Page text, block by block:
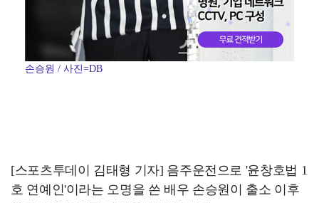
손승원 / 사진=DB
[스포츠투데이 김태형 기자] 음주운전으로 '윤창호법 1
호 연예인'이라는 오명을 쓴 배우 손승원이 출소 이후